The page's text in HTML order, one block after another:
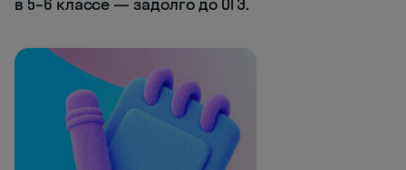
в 5–6 классе — задолго до ОГЭ.